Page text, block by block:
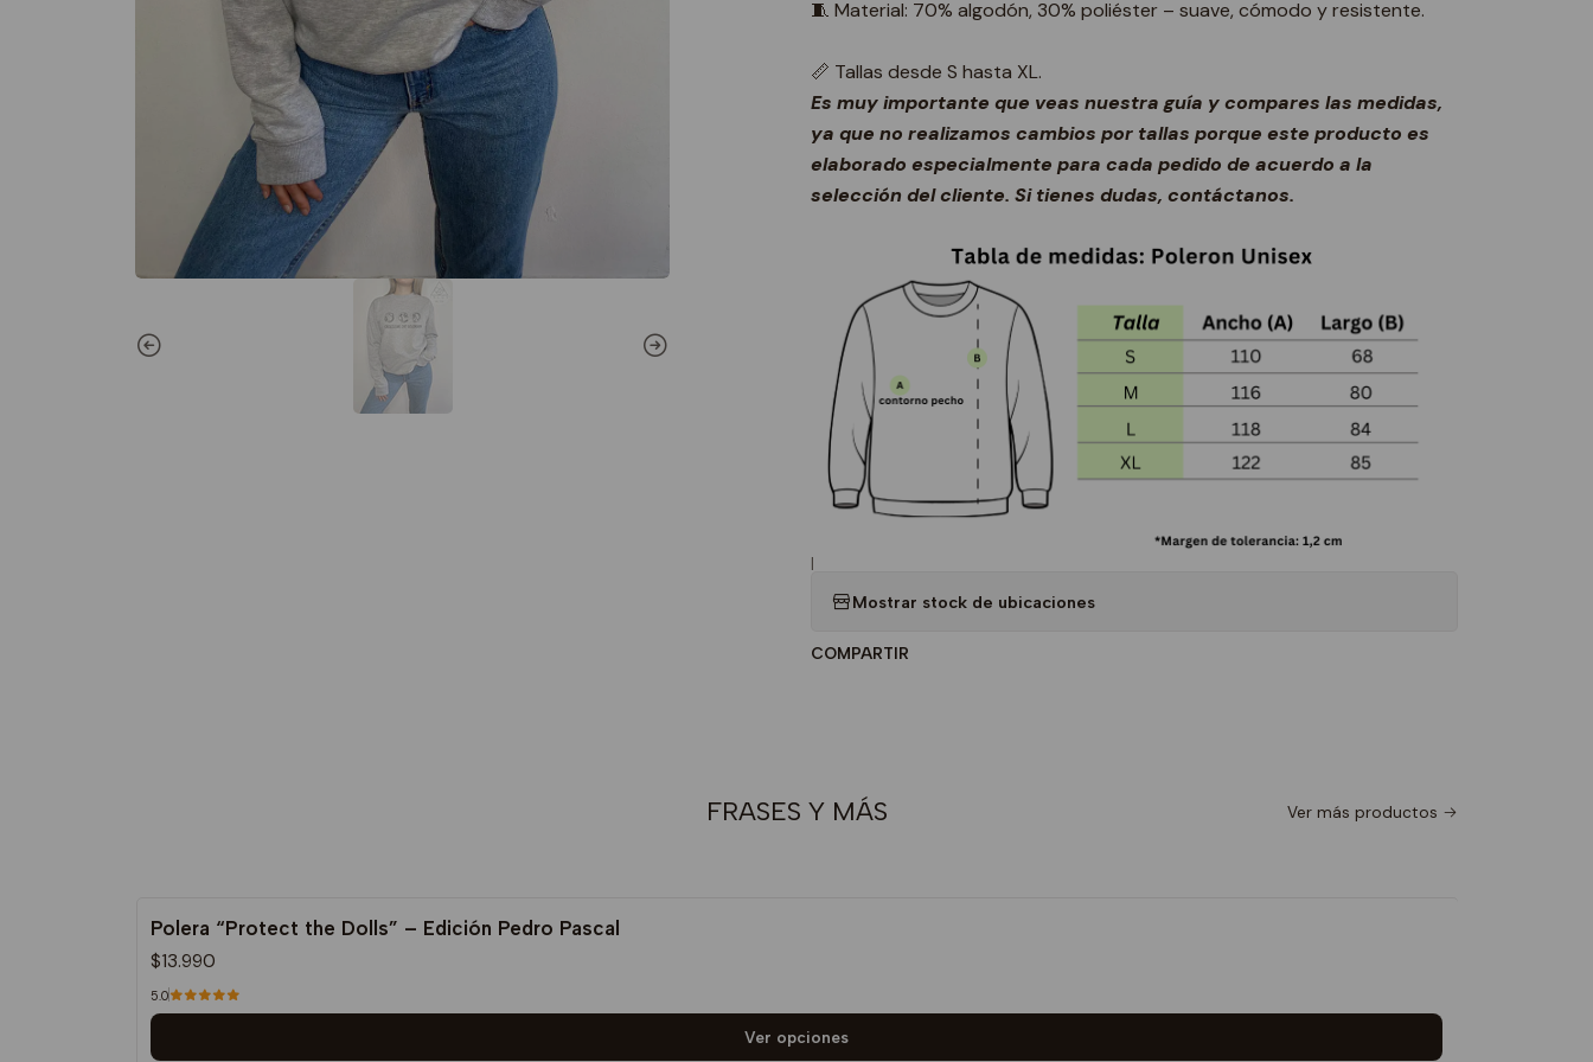
🧵 Material: 70% algodón, 30% poliéster – suave, cómodo y resistente.
📏 Tallas desde S hasta XL.
Es muy importante que veas nuestra guía y compares las medidas,
ya que no realizamos cambios por tallas porque este producto es
elaborado especialmente para cada pedido de acuerdo a la
selección del cliente. Si tienes dudas, contáctanos.
|
Mostrar stock de ubicaciones
COMPARTIR
FRASES Y MÁS Ver más productos
Polera “Protect the Dolls” – Edición Pedro Pascal
$13.990
5.0
Ver opciones